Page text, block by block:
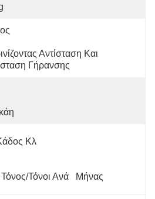
Αντίσταση Και
Γήρανσης
Κλ
τόνοι Ανά   Μήνας